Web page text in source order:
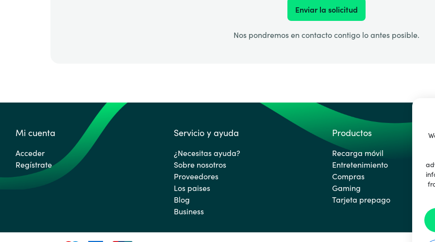
Enviar la solicitud
Nos pondremos en contacto contigo lo antes posible.
Mi cuenta
Acceder
Regístrate
Servicio y ayuda
¿Necesitas ayuda?
Sobre nosotros
Proveedores
Los paises
Blog
Business
Productos
Recarga móvil
Entretenimiento
Compras
Gaming
Tarjeta prepago